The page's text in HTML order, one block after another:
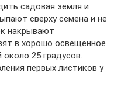
садовая земля и
сверху семена и не
накрывают
в хорошо освещенное
25 градусов.
первых листиков у